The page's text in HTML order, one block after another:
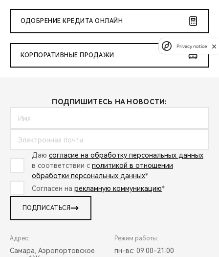
ОДОБРЕНИЕ КРЕДИТА ОНЛАЙН
КОРПОРАТИВНЫЕ ПРОДАЖИ
ПОДПИШИТЕСЬ НА НОВОСТИ:
Даю согласие на обработку персональных данных
в соответствии с политикой в отношении
обработки персональных данных*
Согласен на рекламную коммуникацию*
ПОДПИСАТЬСЯ
Адрес:
Самара, Аэропортовское
Режим работы:
пн-вс: 09:00-21:00
Privacy notice